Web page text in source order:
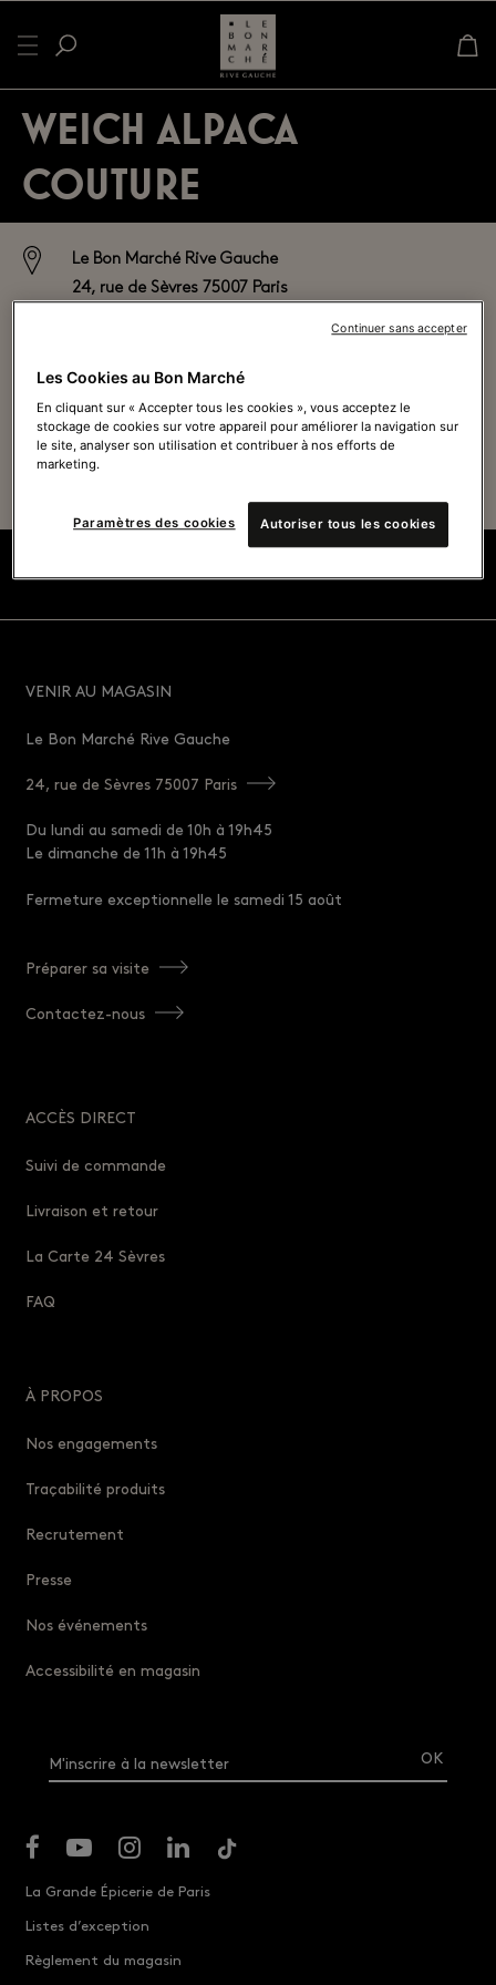
WEICH ALPACA
COUTURE
Le Bon Marché Rive Gauche
24, rue de Sèvres 75007 Paris
Espace Maison / Loisirs > 2ème étage
01 44 39 80 00
Ouvert actuellement - Ferme à
VENIR AU MAGASIN
Le Bon Marché Rive Gauche
24, rue de Sèvres 75007 Paris
Du lundi au samedi de 10h à 19h45
Le dimanche de 11h à 19h45
Fermeture exceptionnelle le samedi 15 août
Préparer sa visite
Contactez-nous
ACCÈS DIRECT
Suivi de commande
Livraison et retour
La Carte 24 Sèvres
FAQ
À PROPOS
Nos engagements
Traçabilité produits
Recrutement
Presse
Nos événements
Accessibilité en magasin
M'inscrire à la newsletter
La Grande Épicerie de Paris
Listes d’exception
Règlement du magasin
Les Cookies au Bon Marché
En cliquant sur « Accepter tous les cookies », vous acceptez le
stockage de cookies sur votre appareil pour améliorer la navigation sur
le site, analyser son utilisation et contribuer à nos efforts de
marketing.
Paramètres des cookies Autoriser tous les cookies
Continuer sans accepter